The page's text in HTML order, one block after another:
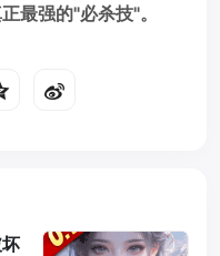
最强的"必杀技"。